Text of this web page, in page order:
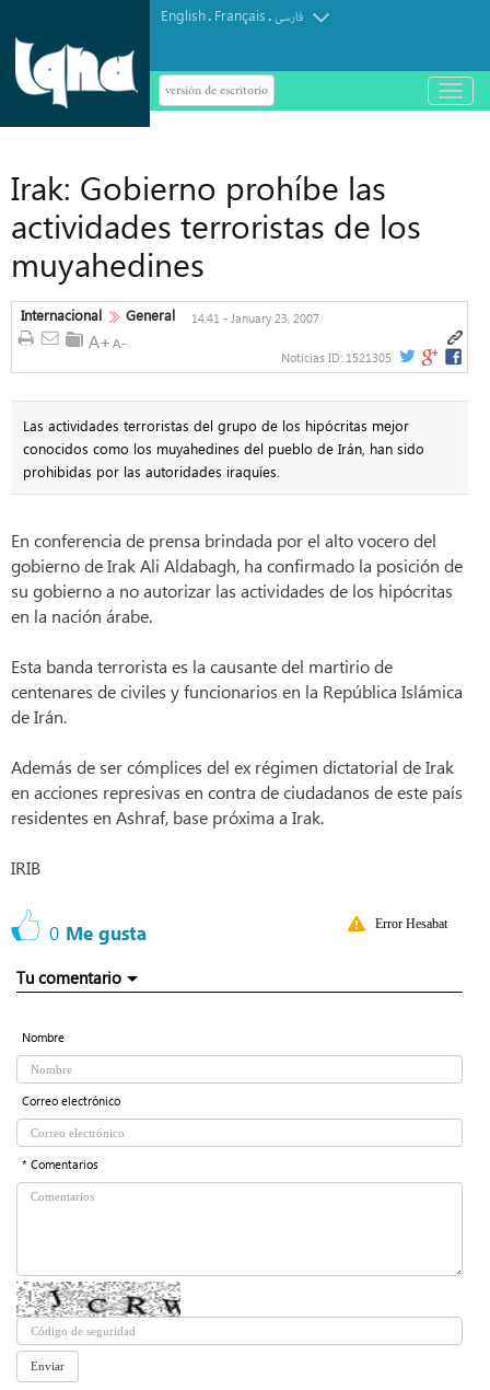
English. Français.فارسی
versión de escritorio
باز
و
Irak: Gobierno prohíbe las
actividades terroristas de los
muyahedines
Internacional General 14:41 - January 23, 2007
Noticias ID: 1521305
Las actividades terroristas del grupo de los hipócritas mejor
conocidos como los muyahedines del pueblo de Irán, han sido
prohibidas por las autoridades iraquíes.
En conferencia de prensa brindada por el alto vocero del
gobierno de Irak Ali Aldabagh, ha confirmado la posición de
su gobierno a no autorizar las actividades de los hipócritas
en la nación árabe.
Esta banda terrorista es la causante del martirio de
centenares de civiles y funcionarios en la República Islámica
de Irán.
Además de ser cómplices del ex régimen dictatorial de Irak
en acciones represivas en contra de ciudadanos de este país
residentes en Ashraf, base próxima a Irak.
IRIB
0 Me gusta Error Hesabat
Tu comentario
Nombre
Correo electrónico
* Comentarios